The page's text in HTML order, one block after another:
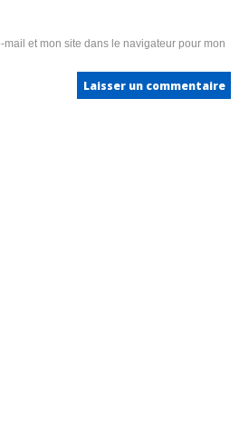
mail et mon site dans le navigateur pour mon